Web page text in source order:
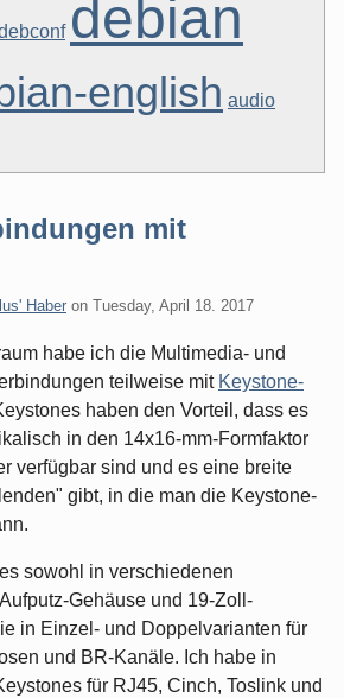
debian
english audio
mit
Haber on Tuesday, April 18. 2017
habe ich die Multimedia- und
teilweise mit Keystone-
haben den Vorteil, dass es
in den 14x16-mm-Formfaktor
verfügbar sind und es eine breite
gibt, in die man die Keystone-
sowohl in verschiedenen
Gehäuse und 19-Zoll-
in Einzel- und Doppelvarianten für
und BR-Kanäle. Ich habe in
für RJ45, Cinch, Toslink und